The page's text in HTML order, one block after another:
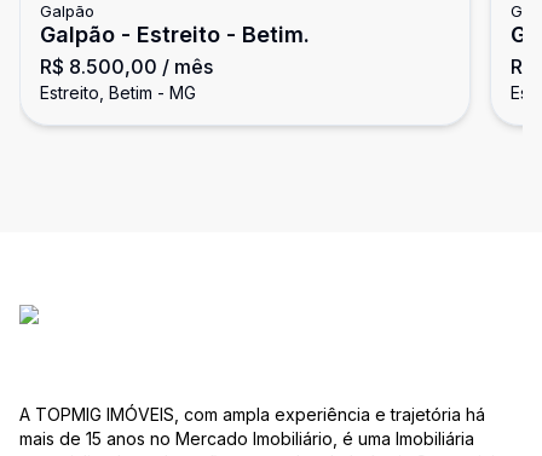
Galpão
Galpão - Estreito - Betim.
R$ 8.500,00 / mês
Estreito, Betim - MG
A TOPMIG IMÓVEIS, com ampla experiência e trajetória há
mais de 15 anos no Mercado Imobiliário, é uma Imobiliária